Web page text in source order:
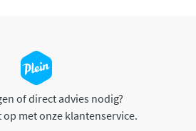
of direct advies nodig?
op met onze klantenservice.